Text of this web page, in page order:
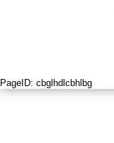
PageID: cbglhdlcbhlbg